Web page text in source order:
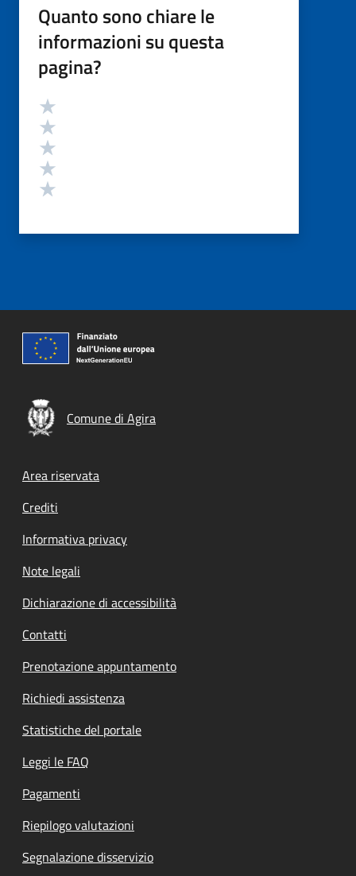
Quanto sono chiare le
informazioni su questa
pagina?
Valutazione
Comune di Agira
Footer menu
Area riservata
Crediti
Informativa privacy
Note legali
Dichiarazione di accessibilità
Contatti
Prenotazione appuntamento
Richiedi assistenza
Statistiche del portale
Leggi le FAQ
Pagamenti
Riepilogo valutazioni
Segnalazione disservizio